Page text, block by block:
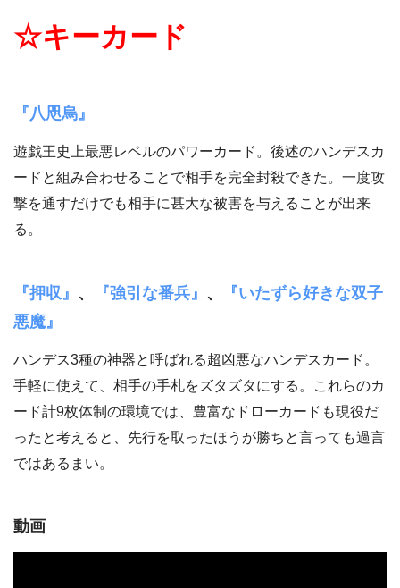
☆キーカード
『八咫烏』
遊戯王史上最悪レベルのパワーカード。後述のハンデスカ
ードと組み合わせることで相手を完全封殺できた。一度攻
撃を通すだけでも相手に甚大な被害を与えることが出来
る。
『押収』 、 『強引な番兵』 、
『いたずら好きな双子
悪魔』
ハンデス3種の神器と呼ばれる超凶悪なハンデスカード。
手軽に使えて、相手の手札をズタズタにする。これらのカ
ード計9枚体制の環境では、豊富なドローカードも現役だ
ったと考えると、先行を取ったほうが勝ちと言っても過言
ではあるまい。
動画